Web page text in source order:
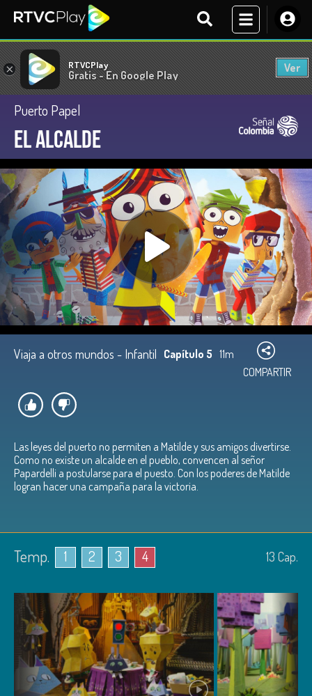
× RTVCPlay
Gratis - En Google Play
Ver
Puerto Papel
El alcalde
Viaja a otros mundos - Infantil Capítulo 5 11m
COMPARTIR
Las leyes del puerto no permiten a Matilde y sus amigos divertirse.
Como no existe un alcalde en el pueblo, convencen al señor
Papardelli a postularse para el puesto. Con los poderes de Matilde
logran hacer una campaña para la victoria.
Temp. 1 2 3 4 13 Cap.